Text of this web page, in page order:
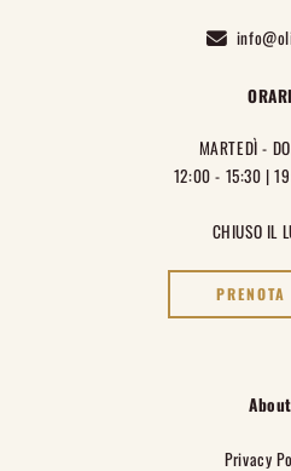
ORARI
MARTEDÌ -
12:00 - 15:30 |
CHIUSO IL
PRENOTA
About
Privacy